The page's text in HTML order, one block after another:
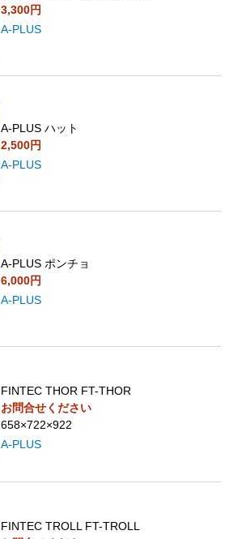
3,300円
A-PLUS
A-PLUS ハット
2,500円
A-PLUS
A-PLUS ポンチョ
6,000円
A-PLUS
FINTEC THOR FT-THOR
お問合せください
658×722×922
A-PLUS
FINTEC TROLL FT-TROLL